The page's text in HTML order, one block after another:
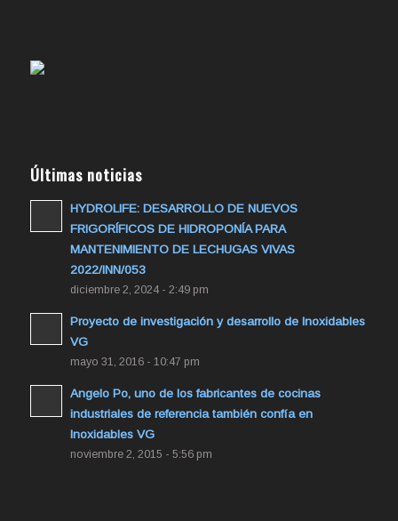
Últimas noticias
HYDROLIFE: DESARROLLO DE NUEVOS
FRIGORÍFICOS DE HIDROPONÍA PARA
MANTENIMIENTO DE LECHUGAS VIVAS
2022/INN/053
diciembre 2, 2024 - 2:49 pm
Proyecto de investigación y desarrollo de Inoxidables
VG
mayo 31, 2016 - 10:47 pm
Angelo Po, uno de los fabricantes de cocinas
industriales de referencia también confía en
Inoxidables VG
noviembre 2, 2015 - 5:56 pm